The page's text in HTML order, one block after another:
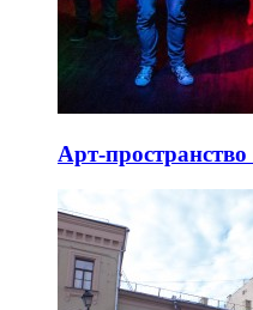
Арт-